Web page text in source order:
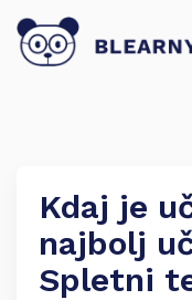
Kdaj je
najbolj
Spletni